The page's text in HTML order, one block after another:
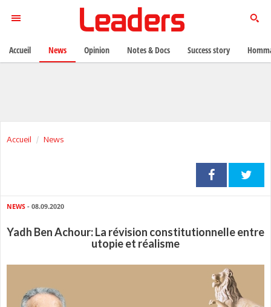
Accueil News
NEWS - 08.09.2020
Yadh Ben Achour: La révision constitutionnelle entre
utopie et réalisme
Accueil News Opinion Notes & Docs Success story